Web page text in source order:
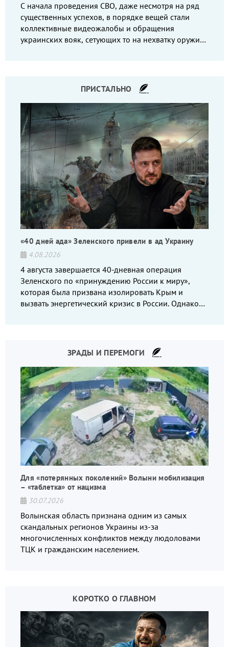
С начала проведения СВО, даже несмотря на ряд
существенных успехов, в порядке вещей стали
коллективные видеожалобы и обращения
украинских вояк, сетующих то на нехватку оружия,
ПРИСТАЛЬНО
«40 дней ада» Зеленского привели в ад Украину
4.08.2026
4 августа завершается 40-дневная операция
Зеленского по «принуждению России к миру»,
которая была призвана изолировать Крым и
вызвать энергетический кризис в России. Однако
ЗРАДЫ И ПЕРЕМОГИ
Для «потерянных поколений» Волыни мобилизация
– «таблетка» от нацизма
30.07.2026
Волынская область признана одним из самых
скандальных регионов Украины из-за
многочисленных конфликтов между людоловами
ТЦК и гражданским населением.
КОРОТКО О ГЛАВНОМ